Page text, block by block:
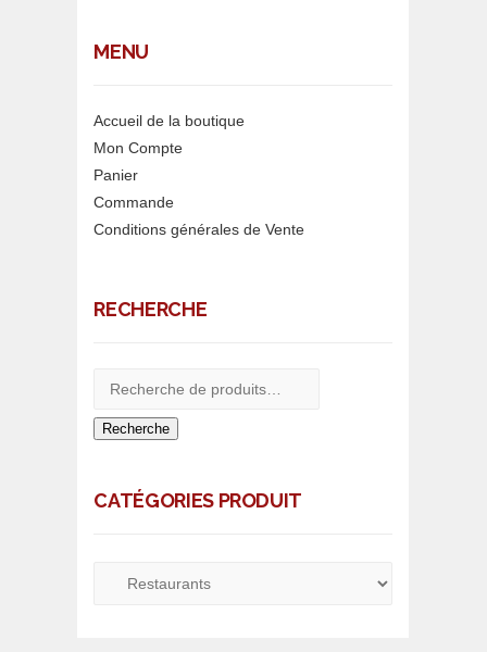
MENU
Accueil de la boutique
Mon Compte
Panier
Commande
Conditions générales de Vente
RECHERCHE
Recherche
CATÉGORIES PRODUIT